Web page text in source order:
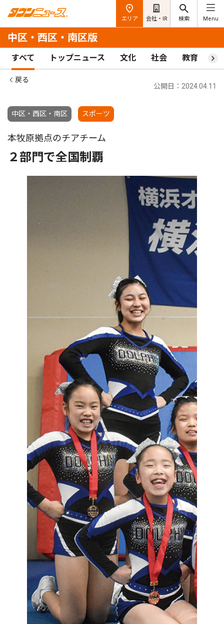
エリア 会社・IR 検索 Menu
中区・西区・南区版
すべて トップニュース 文化 社会 教育 ス
戻る
中区・西区・南区 スポーツ
公開日：2024.04.11
本牧原拠点のチアチーム
２部門で全国制覇